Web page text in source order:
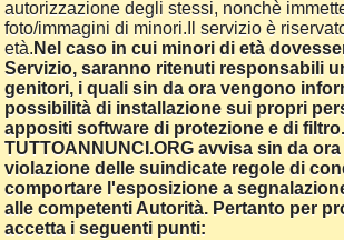
autorizzazione degli stessi, nonchè
foto/immagini di minori.Il servizio è
età. Nel caso in cui minori di età
Servizio, saranno ritenuti responsabili
genitori, i quali sin da ora vengono
possibilità di installazione sui propri
appositi software di protezione e di filtro.
TUTTOANNUNCI.ORG avvisa sin da
violazione delle suindicate regole di
comportare l'esposizione a
alle competenti Autorità. Pertanto per
accetta i seguenti punti: